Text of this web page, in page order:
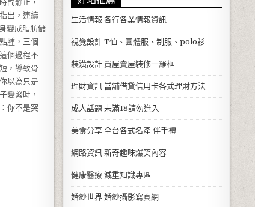
間靜止，
出，連續
變成脂肪儲
腫，三個
個過程不
，導致骨
以為只是
變緊時，
你不是突
生活情報 各行各業情報資訊
視覺設計T恤、團體服、制服、polo衫
裝潢設計買屋賣屋裝修一羅框
理財資訊當舖借貸信用卡各式理財方法
成人話題未滿18請勿進入
美食分享全台各式名產 伴手禮
網路資訊新奇趣味爆笑內容
健康醫療減重知識專區
婚紗世界婚紗攝影寫真網